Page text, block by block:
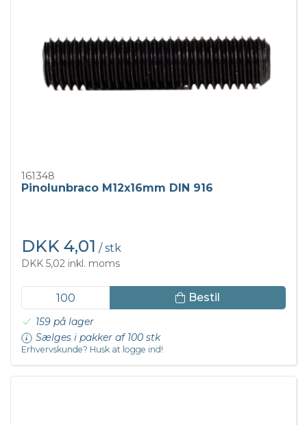
161348
Pinolunbraco M12x16mm DIN 916
DKK 4,01 / stk
DKK 5,02 inkl. moms
Bestil
159 på lager
Sælges i pakker af 100 stk
Erhvervskunde? Husk at logge ind!